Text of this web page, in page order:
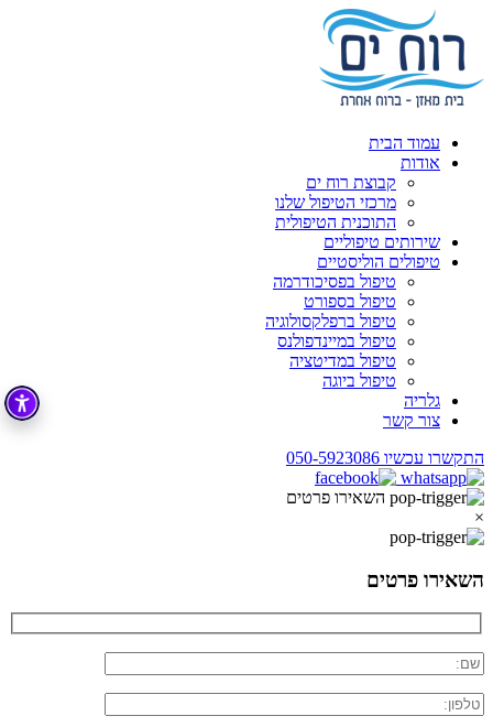
עמוד הבית
אודות
קבוצת רוח ים
מרכזי הטיפול שלנו
התוכנית הטיפולית
שירותים טיפוליים
טיפולים הוליסטיים
טיפול בפסיכודרמה
טיפול בספורט
טיפול ברפלקסולוגיה
טיפול במיינדפולנס
טיפול במדיטציה
טיפול ביוגה
גלריה
צור קשר
התקשרו עכשיו 050-5923086
השאירו פרטים
×
השאירו פרטים